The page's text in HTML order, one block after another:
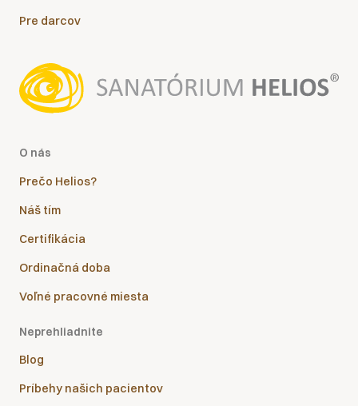
Pre darcov
O nás
Prečo Helios?
Náš tím
Certifikácia
Ordinačná doba
Voľné pracovné miesta
Neprehliadnite
Blog
Príbehy našich pacientov